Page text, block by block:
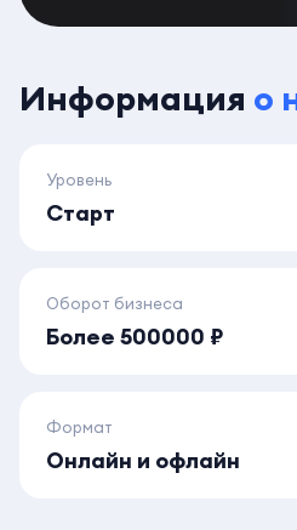
Информация о
Уровень
Старт
Оборот бизнеса
Более 500000 ₽
Формат
Онлайн и офлайн